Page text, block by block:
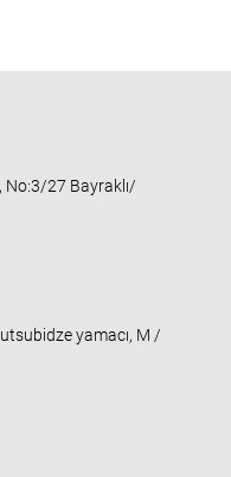
27 Bayraklı/
yamacı, M /